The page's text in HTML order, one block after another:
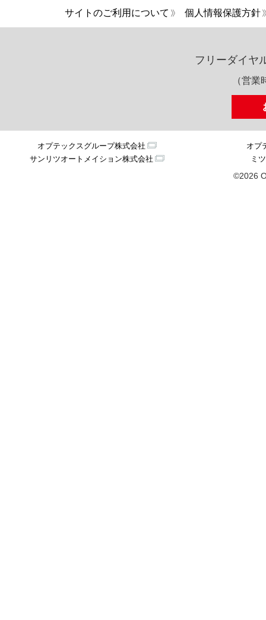
サイトのご利用について 個人情報保護方針
フリーダイヤ
（営
オプテックスグループ株式会社
オプ
サンリツオートメイション株式会社
ミ
©2026